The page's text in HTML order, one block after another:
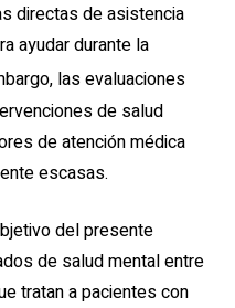
directas de asistencia
ayudar durante la
las evaluaciones
de salud
de atención médica
escasas.
del presente
de salud mental entre
tratan a pacientes con